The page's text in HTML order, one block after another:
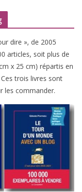
dire », de 2005
articles, soit plus de
x 25 cm) répar­tis en
trois livres sont
les commander.